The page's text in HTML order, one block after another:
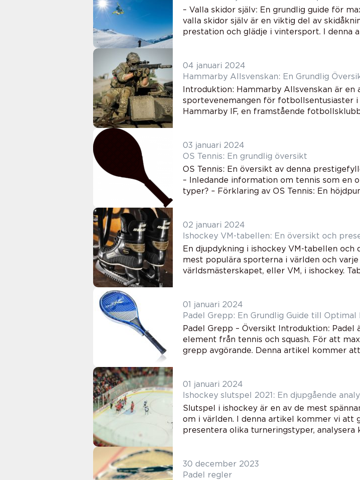
– Valla skidor själv: En grundlig guide för
valla skidor själv är en viktig del av
prestation och glädje i vintersport. I denna
04 januari 2024
Hammarby Allsvenskan: En Grundlig
Introduktion: Hammarby Allsvenskan är en
sportevenemangen för fotbollsentusiaster
Hammarby IF, en framstående
03 januari 2024
OS Tennis: En grundlig översikt
OS Tennis: En översikt av denna
– Inledande information om tennis som en
typer? – Förklaring av OS Tennis: En
02 januari 2024
Ishockey VM-tabellen: En översikt och
En djupdykning i ishockey VM-tabellen och
mest populära sporterna i världen och
världsmästerskapet, eller VM, i ishockey.
01 januari 2024
Padel Grepp: En Grundlig Guide till
Padel Grepp – Översikt Introduktion:
element från tennis och squash. För att
grepp avgörande. Denna artikel kommer
01 januari 2024
Ishockey slutspel 2021: En djupgående
Slutspel i ishockey är en av de mest
om i världen. I denna artikel kommer vi att
presentera olika turneringstyper, analysera
30 december 2023
Padel regler